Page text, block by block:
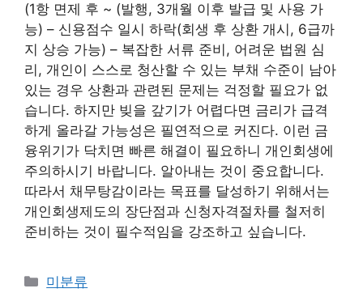
(1항 면제 후 ~ (발행, 3개월 이후 발급 및 사용 가
능) – 신용점수 일시 하락(회생 후 상환 개시, 6급까
지 상승 가능) – 복잡한 서류 준비, 어려운 법원 심
리, 개인이 스스로 청산할 수 있는 부채 수준이 남아
있는 경우 상환과 관련된 문제는 걱정할 필요가 없
습니다. 하지만 빚을 갚기가 어렵다면 금리가 급격
하게 올라갈 가능성은 필연적으로 커진다. 이런 금
융위기가 닥치면 빠른 해결이 필요하니 개인회생에
주의하시기 바랍니다. 알아내는 것이 중요합니다.
따라서 채무탕감이라는 목표를 달성하기 위해서는
개인회생제도의 장단점과 신청자격절차를 철저히
준비하는 것이 필수적임을 강조하고 싶습니다.
Categories
미분류